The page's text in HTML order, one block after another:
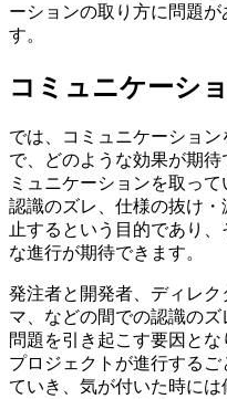
ーションの取り方に問題
す。
コミュニケーシ
では、コミュニケーショ
で、どのような効果が期
ミュニケーションを取っ
認識のズレ、仕様の抜け
止するという目的であり
な進行が期待できます。
発注者と開発者、ディレ
マ、などの間での認識の
問題を引き起こす要因とな
プロジェクトが進行する
ていき、気が付いた時に